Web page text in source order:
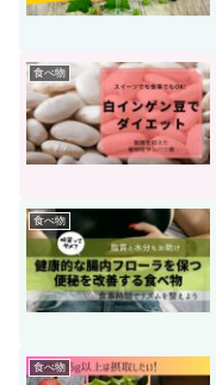
食べ物
食べ物
食べ物